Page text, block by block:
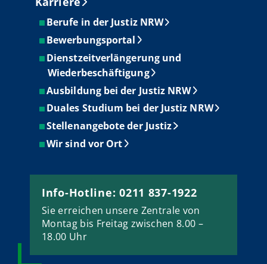
Berufe in der Justiz NRW
Bewerbungsportal
Dienstzeitverlängerung und
Wiederbeschäftigung
Ausbildung bei der Justiz NRW
Duales Studium bei der Justiz NRW
Stellenangebote der Justiz
Wir sind vor Ort
Info-Hotline: 0211 837-1922
Sie erreichen unsere Zentrale von
Montag bis Freitag zwischen 8.00 –
18.00 Uhr